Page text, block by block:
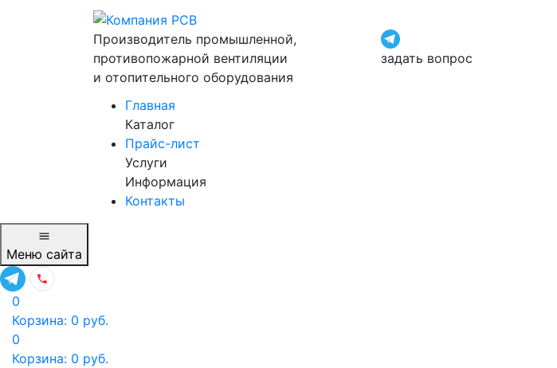
Производитель промышленной,
противопожарной вентиляции
и отопительного оборудования
задать вопрос
Главная
Каталог
Прайс-лист
Услуги
Информация
Контакты
Меню сайта
0
Корзина: 0 руб.
0
Корзина: 0 руб.